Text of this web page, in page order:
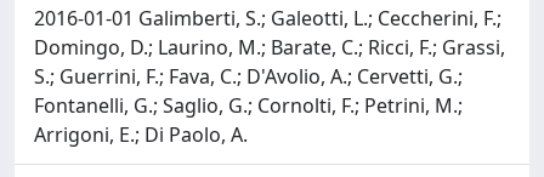
2016-01-01 Galimberti, S.; Galeotti, L.; Ceccherini, F.;
Domingo, D.; Laurino, M.; Barate, C.; Ricci, F.; Grassi,
S.; Guerrini, F.; Fava, C.; D'Avolio, A.; Cervetti, G.;
Fontanelli, G.; Saglio, G.; Cornolti, F.; Petrini, M.;
Arrigoni, E.; Di Paolo, A.